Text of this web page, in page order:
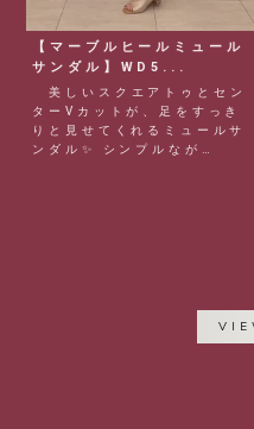
【マーブルヒールミュール
サンダル】WD5...
美しいスクエアトゥとセン
ターVカットが、足をすっき
りと見せてくれるミュールサ
ンダル✨ シンプルなが